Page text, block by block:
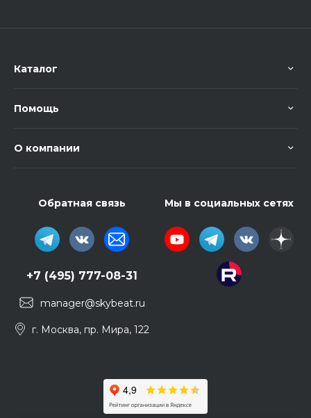
Каталог
Помощь
О компании
Обратная связь
+7 (495) 777-08-31
manager@skybeat.ru
г. Москва, пр. Мира, 122
Мы в социальных сетях